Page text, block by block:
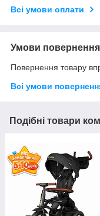
Всі умови оплати
Умови повернення
Повернення товару
Всі умови
Подібні товари